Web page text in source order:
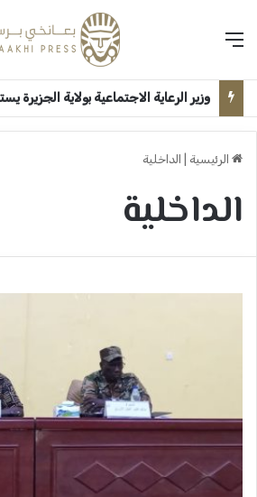
الرئيسية الداخلية
الداخلية